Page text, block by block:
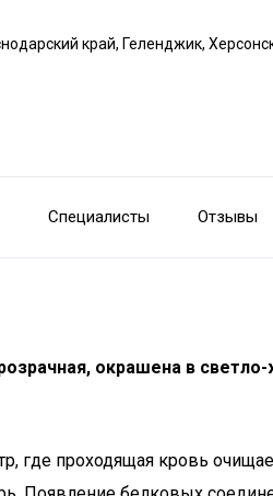
край, Геленджик,
Специалисты Отзывы
окрашена в
где проходящая кровь